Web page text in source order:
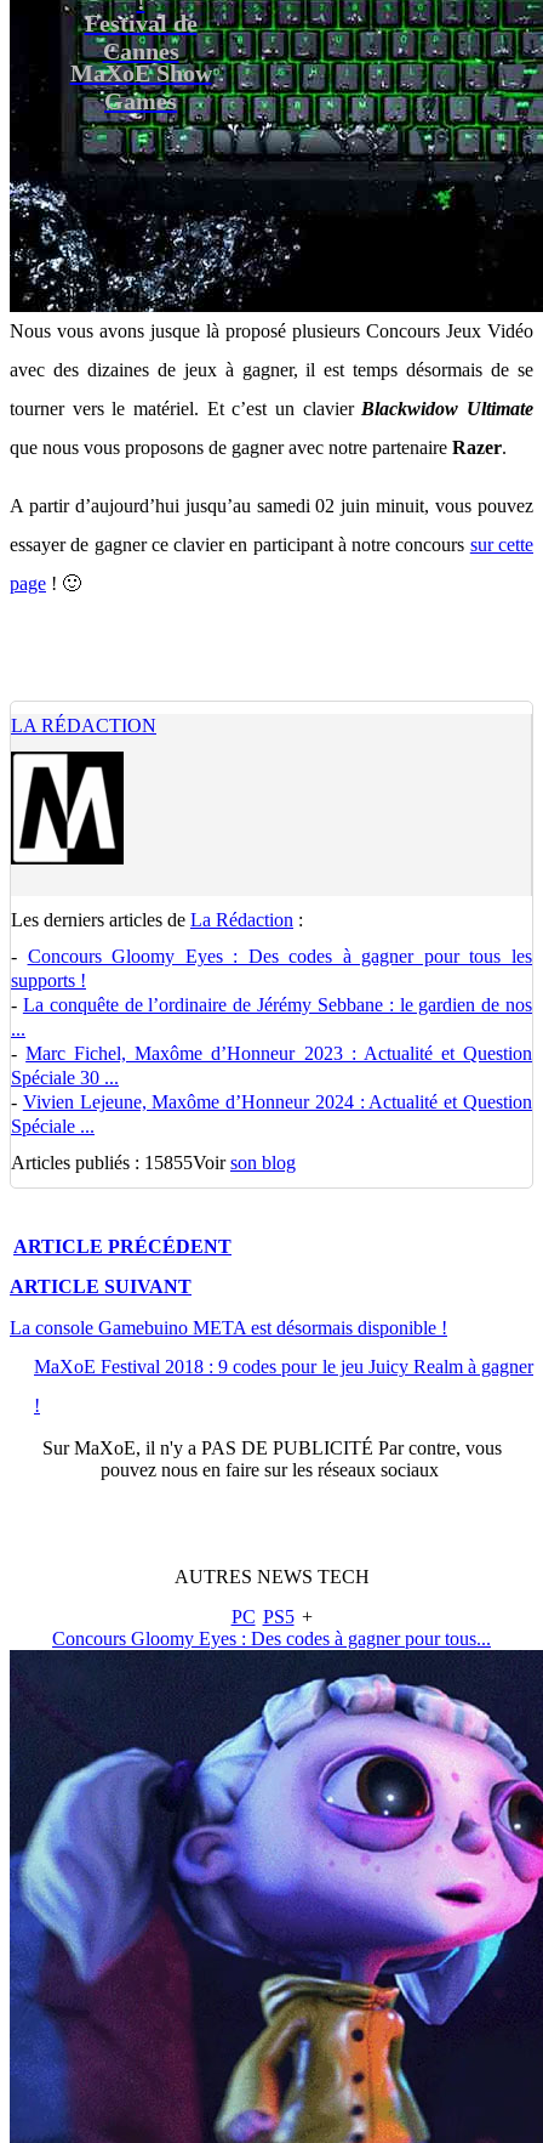
Festival de
Cannes
MaXoE Show
Games
Nous vous avons jusque là proposé plusieurs Concours Jeux Vidéo
avec des dizaines de jeux à gagner, il est temps désormais de se
tourner vers le matériel. Et c’est un clavier Blackwidow Ultimate
que nous vous proposons de gagner avec notre partenaire Razer.
A partir d’aujourd’hui jusqu’au samedi 02 juin minuit, vous pouvez
essayer de gagner ce clavier en participant à notre concours sur cette
page ! 🙂
LA RÉDACTION
Les derniers articles de La Rédaction :
- Concours Gloomy Eyes : Des codes à gagner pour tous les
supports !
- La conquête de l’ordinaire de Jérémy Sebbane : le gardien de nos
...
-Marc Fichel, Maxôme d’Honneur 2023 : Actualité et Question
Spéciale 30 ...
- Vivien Lejeune, Maxôme d’Honneur 2024 : Actualité et Question
Spéciale ...
Articles publiés : 15855Voirson blog
ARTICLE PRÉCÉDENT
ARTICLE SUIVANT
La console Gamebuino META est désormais disponible !
MaXoE Festival 2018 : 9 codes pour le jeu Juicy Realm à gagner
!
SurMaXoE, il n'y a PAS DE PUBLICITÉ Par contre, vous
pouvez nous en faire sur les réseaux sociaux
AUTRES NEWS TECH
PC PS5 +
Concours Gloomy Eyes : Des codes à gagner pour tous...